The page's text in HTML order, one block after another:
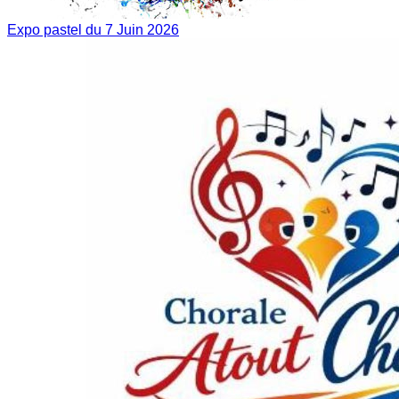
Expo pastel du 7 Juin 2026